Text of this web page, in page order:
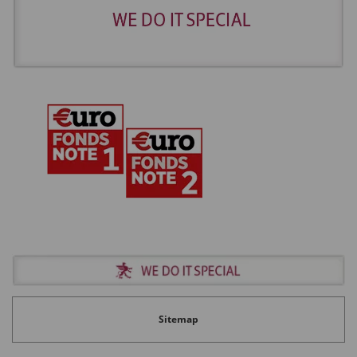
neuen Geschäftsfeldern oder Startups auf der
den wissenschaftlichen Publikationen zum
Thema Corona herauskristallisiert – jeder Punkt
entspricht einer Veröffentlichung. Inhaltlich
ähnliche liegen nahe beieinander und haben
Sitemap